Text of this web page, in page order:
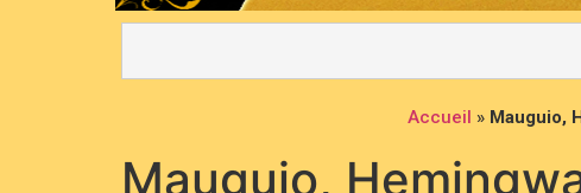
Accueil » Mauguio,
Mauguio,